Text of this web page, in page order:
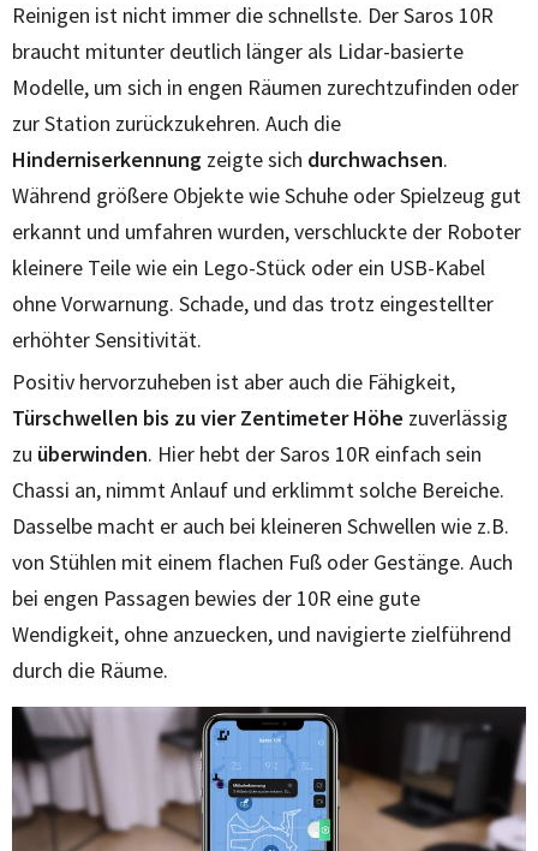
Reinigen ist nicht immer die schnellste. Der Saros 10R
braucht mitunter deutlich länger als Lidar-basierte
Modelle, um sich in engen Räumen zurechtzufinden oder
zur Station zurückzukehren. Auch die
Hinderniserkennung zeigte sich durchwachsen.
Während größere Objekte wie Schuhe oder Spielzeug gut
erkannt und umfahren wurden, verschluckte der Roboter
kleinere Teile wie ein Lego-Stück oder ein USB-Kabel
ohne Vorwarnung. Schade, und das trotz eingestellter
erhöhter Sensitivität.
Positiv hervorzuheben ist aber auch die Fähigkeit,
Türschwellen bis zu vier Zentimeter Höhe zuverlässig
zu überwinden. Hier hebt der Saros 10R einfach sein
Chassi an, nimmt Anlauf und erklimmt solche Bereiche.
Dasselbe macht er auch bei kleineren Schwellen wie z.B.
von Stühlen mit einem flachen Fuß oder Gestänge. Auch
bei engen Passagen bewies der 10R eine gute
Wendigkeit, ohne anzuecken, und navigierte zielführend
durch die Räume.